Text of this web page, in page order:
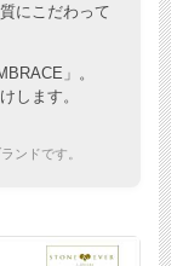
にこだわって
」。
します。
ンドです。